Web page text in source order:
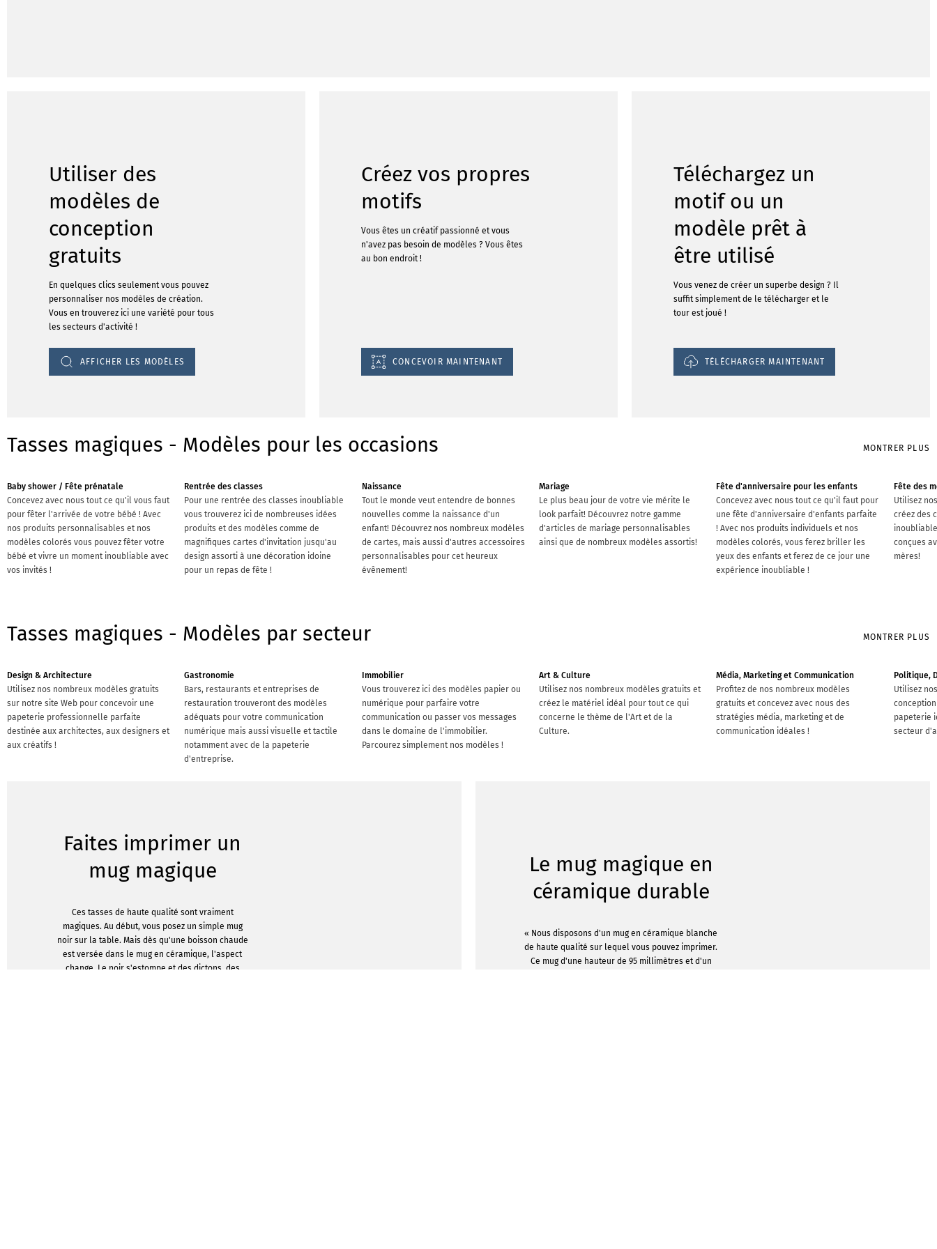
Utiliser des
modèles de
conception
gratuits
En quelques clics seulement vous pouvez
personnaliser nos modèles de création.
Vous en trouverez ici une variété pour tous
les secteurs d'activité !
AFFICHER LES MODÈLES
Créez vos propres
motifs
Vous êtes un créatif passionné et vous
n'avez pas besoin de modèles ? Vous êtes
au bon endroit !
CONCEVOIR MAINTENANT
Téléchargez un
motif ou un
modèle prêt à
être utilisé
Vous venez de créer un superbe design ? Il
suffit simplement de le télécharger et le
tour est joué !
TÉLÉCHARGER MAINTENANT
Tasses magiques - Modèles pour les occasions MONTRER PLUS
Baby shower / Fête prénatale
Concevez avec nous tout ce qu'il vous faut
pour fêter l'arrivée de votre bébé ! Avec
nos produits personnalisables et nos
modèles colorés vous pouvez fêter votre
bébé et vivre un moment inoubliable avec
vos invités !
Rentrée des classes
Pour une rentrée des classes inoubliable
vous trouverez ici de nombreuses idées
produits et des modèles comme de
magnifiques cartes d'invitation jusqu'au
design assorti à une décoration idoine
pour un repas de fête !
Naissance
Tout le monde veut entendre de bonnes
nouvelles comme la naissance d'un
enfant! Découvrez nos nombreux modèles
de cartes, mais aussi d'autres accessoires
personnalisables pour cet heureux
évênement!
Mariage
Le plus beau jour de votre vie mérite le
look parfait! Découvrez notre gamme
d'articles de mariage personnalisables
ainsi que de nombreux modèles assortis!
Fête d'anniversaire pour les enfants
Concevez avec nous tout ce qu'il faut pour
une fête d'anniversaire d'enfants parfaite
! Avec nos produits individuels et nos
modèles colorés, vous ferez briller les
yeux des enfants et ferez de ce jour une
expérience inoubliable !
Fête des
Utilisez
créez des
conçues
mères!
Tasses magiques - Modèles par secteur MONTRER PLUS
Design & Architecture
Utilisez nos nombreux modèles gratuits
sur notre site Web pour concevoir une
papeterie professionnelle parfaite
destinée aux architectes, aux designers et
aux créatifs !
Gastronomie
Bars, restaurants et entreprises de
restauration trouveront des modèles
adéquats pour votre communication
numérique mais aussi visuelle et tactile
notamment avec de la papeterie
d'entreprise.
Immobilier
Vous trouverez ici des modèles papier ou
numérique pour parfaire votre
communication ou passer vos messages
dans le domaine de l'immobilier.
Parcourez simplement nos modèles !
Art & Culture
Utilisez nos nombreux modèles gratuits et
créez le matériel idéal pour tout ce qui
concerne le thème de l'Art et de la
Culture.
Média, Marketing et Communication
Profitez de nos nombreux modèles
gratuits et concevez avec nous des
stratégies média, marketing et de
communication idéales !
Politique,
Utilisez
papeterie
secteur
Faites imprimer un
mug magique
Ces tasses de haute qualité sont vraiment
magiques. Au début, vous posez un simple mug
noir sur la table. Mais dès qu'une boisson chaude
est versée dans le mug en céramique, l'aspect
change. Le noir s'estompe et des dictons, des
Le mug magique en
céramique durable
« Nous disposons d'un mug en céramique blanche
de haute qualité sur lequel vous pouvez imprimer.
Ce mug d'une hauteur de 95 millimètres et d'un